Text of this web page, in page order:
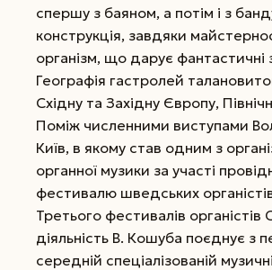
спершу з баяном, а потім і з
конструкція, завдяки
організм, що дарує
Географія гастролей
Східну та Західну Європу,
Поміж численними виступами
Київ, в якому став одним з
органної музики за участі
фестивалю шведських
Третього фестивалів
діяльність В. Кошуба поєднує з
середній спеціалізованій